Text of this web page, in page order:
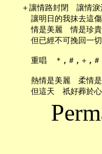
＋讓情路封閉　讓情淚
讓明日的我抹去這
     情是美麗　情是珍貴
     但已經不可挽回一切
     重唱　＊,＃,＋,＃
熱情是美麗　柔情